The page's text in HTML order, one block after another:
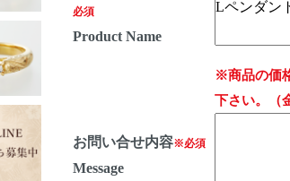
必須
Product Name
お問い合せ内容※必須
Message
※商品の価
下さい。（